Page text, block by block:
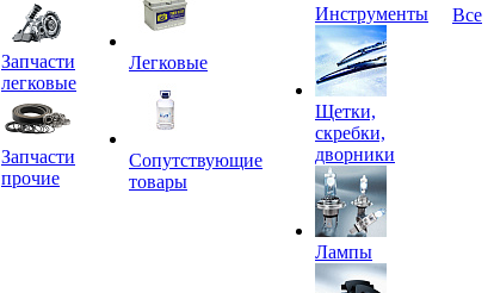
Запчасти
легковые
Запчасти
прочие
Легковые
Сопутствующие
товары
Инструменты
Щетки,
скребки,
дворники
Лампы
Все